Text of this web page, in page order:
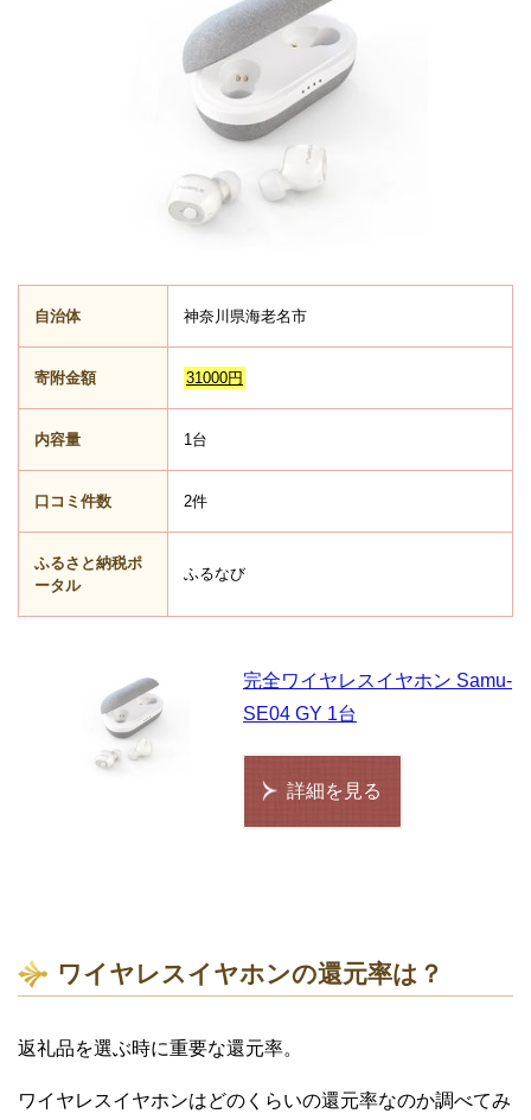
自治体 神奈川県海老名市
寄附金額 31000円
内容量 1台
口コミ件数 2件
ふるさと納税ポ
ータル
ふるなび
完全ワイヤレスイヤホン Samu-
SE04 GY 1台
詳細を見る
ワイヤレスイヤホンの還元率は？
返礼品を選ぶ時に重要な還元率。
ワイヤレスイヤホンはどのくらいの還元率なのか調べてみ